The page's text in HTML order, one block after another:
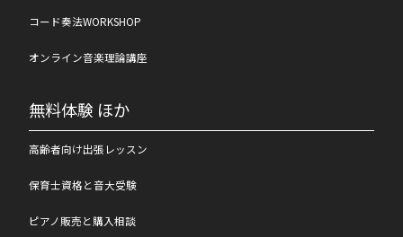
コード奏法WORKSHOP
オンライン音楽理論講座
無料体験 ほか
高齢者向け出張レッスン
保育士資格と音大受験
ピアノ販売と購入相談